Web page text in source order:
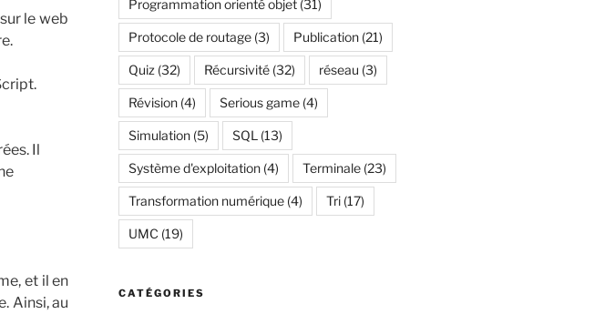
le web
Il
et il en
Ainsi, au
Programmation orienté objet(31)
Protocole de routage(3) Publication(21)
Quiz (32) Récursivité(32) réseau (3)
Révision(4) Serious game(4)
Simulation(5) SQL (13)
Système d'exploitation(4) Terminale(23)
Transformation numérique(4) Tri(17)
UMC (19)
CATÉGORIES